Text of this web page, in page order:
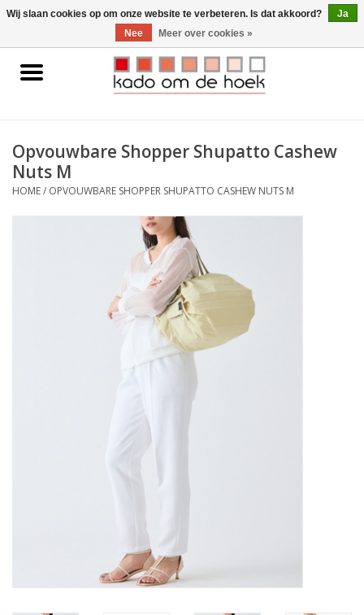
0 Artikelen - €0,00
Home
Gadgets
Huishoudelijk
Opvouwbare Shopper Shupatto Cashew
Nuts M
HOME/ OPVOUWBARE SHOPPER SHUPATTO CASHEW NUTS M
Wij slaan cookies op om onze website te verbeteren. Is dat akkoord?
Ja
Nee
Meer over cookies »